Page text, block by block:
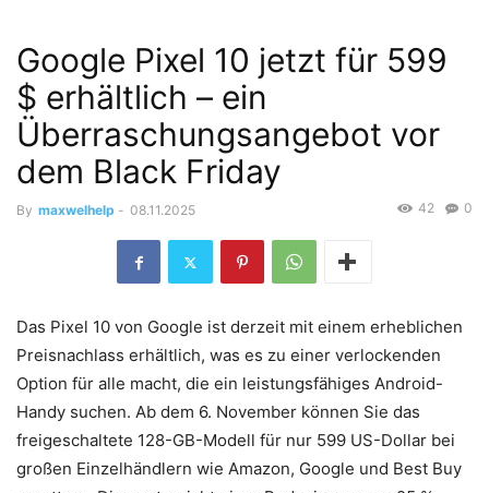
Google Pixel 10 jetzt für 599
$ erhältlich – ein
Überraschungsangebot vor
dem Black Friday
By maxwelhelp - 08.11.2025 0
42
Das Pixel 10 von Google ist derzeit mit einem erheblichen
Preisnachlass erhältlich, was es zu einer verlockenden
Option für alle macht, die ein leistungsfähiges Android-
Handy suchen. Ab dem 6. November können Sie das
freigeschaltete 128-GB-Modell für nur 599 US-Dollar bei
großen Einzelhändlern wie Amazon, Google und Best Buy